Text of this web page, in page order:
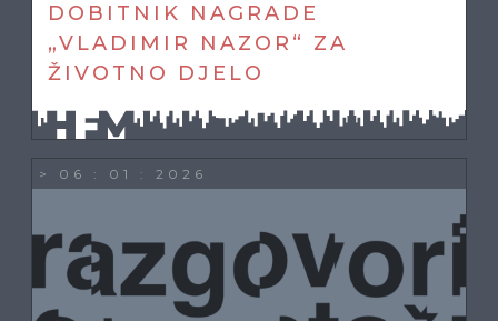
DOBITNIK NAGRADE
„VLADIMIR NAZOR“ ZA
ŽIVOTNO DJELO
> 06 : 01 : 2026